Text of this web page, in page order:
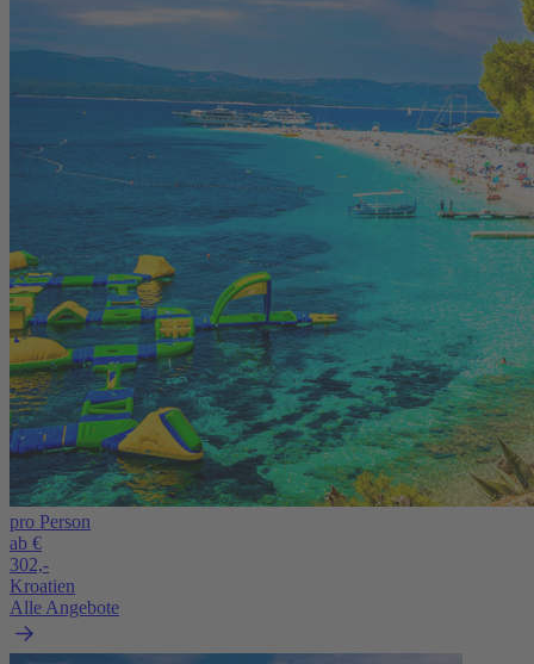
pro Person
ab €
302,-
Kroatien
Alle Angebote